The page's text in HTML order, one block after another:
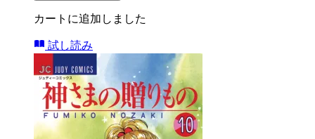
カートに追加しました
試し読み